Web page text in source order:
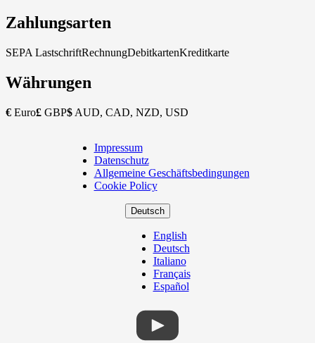
Zahlungsarten
SEPA LastschriftRechnungDebitkartenKreditkarte
Währungen
€ Euro£ GBP$ AUD, CAD, NZD, USD
Copyright
Footer
Impressum
Datenschutz
Allgemeine Geschäftsbedingungen
Cookie Policy
Deutsch
English
Deutsch
Italiano
Français
Español